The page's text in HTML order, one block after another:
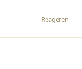
Reageren